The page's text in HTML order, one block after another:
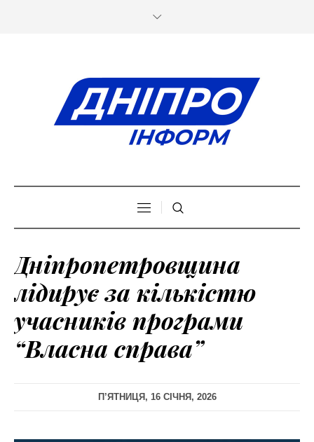
Дніпропетровщина
лідирує за кількістю
учасників програми
“Власна справа”
П’ЯТНИЦЯ, 16 СІЧНЯ, 2026